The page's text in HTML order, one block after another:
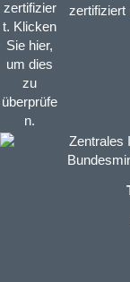
zertifiziert